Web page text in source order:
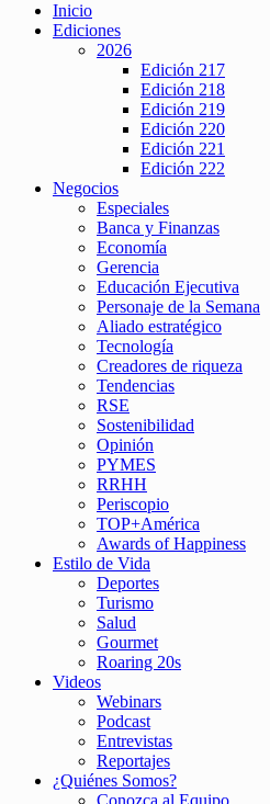
Inicio
Ediciones
2026
Edición 217
Edición 218
Edición 219
Edición 220
Edición 221
Edición 222
Negocios
Especiales
Banca y Finanzas
Economía
Gerencia
Educación Ejecutiva
Personaje de la Semana
Aliado estratégico
Tecnología
Creadores de riqueza
Tendencias
RSE
Sostenibilidad
Opinión
PYMES
RRHH
Periscopio
TOP+América
Awards of Happiness
Estilo de Vida
Deportes
Turismo
Salud
Gourmet
Roaring 20s
Videos
Webinars
Podcast
Entrevistas
Reportajes
¿Quiénes Somos?
Conozca al Equipo